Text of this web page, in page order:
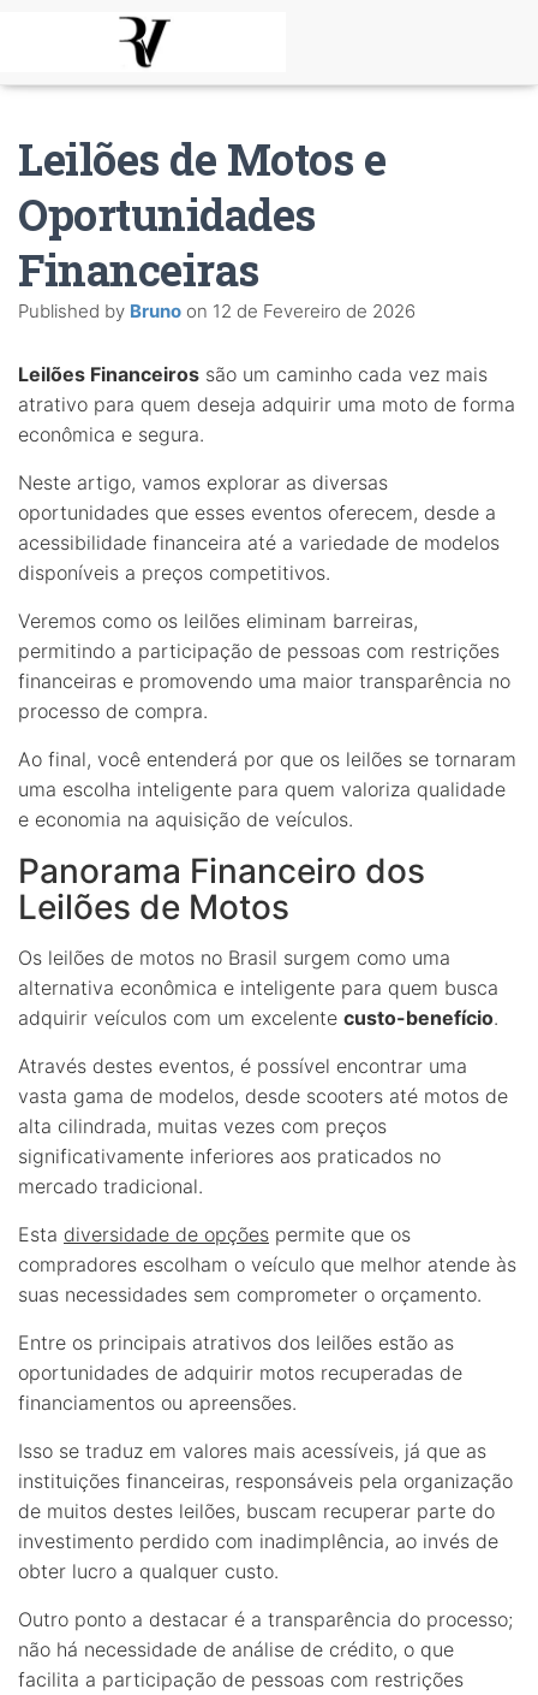
Leilões de Motos e
Oportunidades
Financeiras
Published by Bruno on 12 de Fevereiro de 2026
Leilões Financeiros são um caminho cada vez mais
atrativo para quem deseja adquirir uma moto de forma
econômica e segura.
Neste artigo, vamos explorar as diversas
oportunidades que esses eventos oferecem, desde a
acessibilidade financeira até a variedade de modelos
disponíveis a preços competitivos.
Veremos como os leilões eliminam barreiras,
permitindo a participação de pessoas com restrições
financeiras e promovendo uma maior transparência no
processo de compra.
Ao final, você entenderá por que os leilões se tornaram
uma escolha inteligente para quem valoriza qualidade
e economia na aquisição de veículos.
Panorama Financeiro dos
Leilões de Motos
Os leilões de motos no Brasil surgem como uma
alternativa econômica e inteligente para quem busca
adquirir veículos com um excelente custo-benefício.
Através destes eventos, é possível encontrar uma
vasta gama de modelos, desde scooters até motos de
alta cilindrada, muitas vezes com preços
significativamente inferiores aos praticados no
mercado tradicional.
Esta diversidade de opções permite que os
compradores escolham o veículo que melhor atende às
suas necessidades sem comprometer o orçamento.
Entre os principais atrativos dos leilões estão as
oportunidades de adquirir motos recuperadas de
financiamentos ou apreensões.
Isso se traduz em valores mais acessíveis, já que as
instituições financeiras, responsáveis pela organização
de muitos destes leilões, buscam recuperar parte do
investimento perdido com inadimplência, ao invés de
obter lucro a qualquer custo.
Outro ponto a destacar é a transparência do processo;
não há necessidade de análise de crédito, o que
facilita a participação de pessoas com restrições